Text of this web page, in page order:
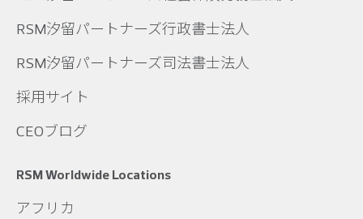
RSM汐留パートナーズ行政書士法人
RSM汐留パートナーズ司法書士法人
採用サイト
CEOブログ
RSM Worldwide Locations
アフリカ